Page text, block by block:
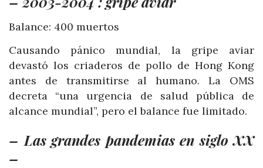
Balance: 400 muertos
Causando pánico mundial, la gripe aviar
devastó los criaderos de pollo de Hong Kong
antes de transmitirse al humano. La OMS
decreta “una urgencia de salud pública de
alcance mundial”, pero el balance fue limitado.
– Las grandes pandemias en siglo XX
–